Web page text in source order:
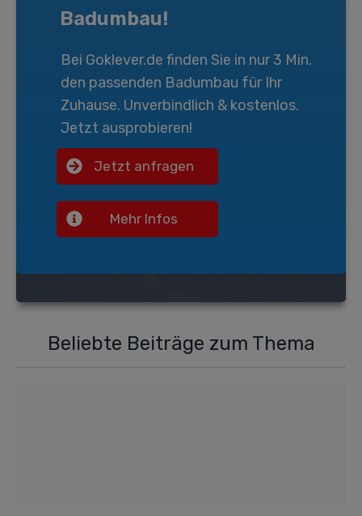
Badumbau!
Bei Goklever.de finden Sie in nur 3 Min.
den passenden Badumbau für Ihr
Zuhause. Unverbindlich & kostenlos.
Jetzt ausprobieren!
Jetzt anfragen
Mehr Infos
Beliebte Beiträge zum Thema